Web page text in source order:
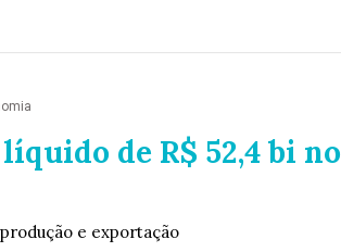
de R$ 52,4 bi no
e exportação